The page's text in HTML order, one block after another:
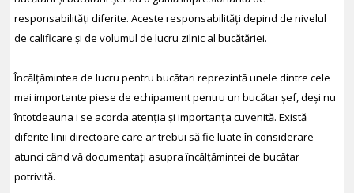
responsabilități diferite. Aceste responsabilități depind de nivelul
de calificare și de volumul de lucru zilnic al bucătăriei.
Încălțămintea de lucru pentru bucătari reprezintă unele dintre cele
mai importante piese de echipament pentru un bucătar șef, deși nu
întotdeauna i se acorda atenția și importanța cuvenită. Există
diferite linii directoare care ar trebui să fie luate în considerare
atunci când vă documentați asupra încălțămintei de bucătar
potrivită.